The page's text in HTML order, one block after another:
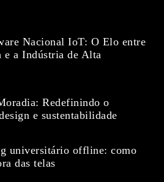
Nacional IoT: O Elo entre
e a Indústria de Alta
Redefinindo o
e sustentabilidade
universitário offline: como
das telas